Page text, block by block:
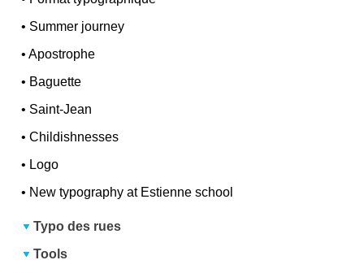
• Summer journey
•Apostrophe
• Baguette
• Saint-Jean
•Childishnesses
• Logo
• New typography at Estienne school
Typo des rues
Tools